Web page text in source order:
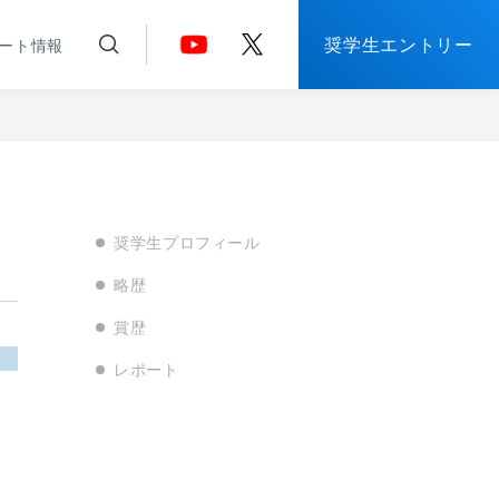
ト情報 奨学生エントリー
奨学生プロフィール
略歴
賞歴
レポート